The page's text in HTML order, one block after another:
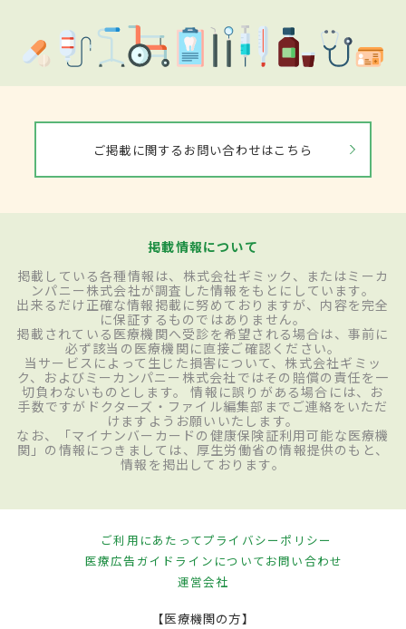
ご掲載に関するお問い合わせはこちら
掲載情報について
掲載している各種情報は、株式会社ギミック、またはミーカ
ンパニー株式会社が調査した情報をもとにしています。
出来るだけ正確な情報掲載に努めておりますが、内容を完全
に保証するものではありません。
掲載されている医療機関へ受診を希望される場合は、事前に
必ず該当の医療機関に直接ご確認ください。
当サービスによって生じた損害について、株式会社ギミッ
ク、およびミーカンパニー株式会社ではその賠償の責任を一
切負わないものとします。 情報に誤りがある場合には、お
手数ですがドクターズ・ファイル編集部までご連絡をいただ
けますようお願いいたします。
なお、「マイナンバーカードの健康保険証利用可能な医療機
関」の情報につきましては、厚生労働省の情報提供のもと、
情報を掲出しております。
ご利用にあたってプライバシーポリシー
医療広告ガイドラインについてお問い合わせ
運営会社
【医療機関の方】